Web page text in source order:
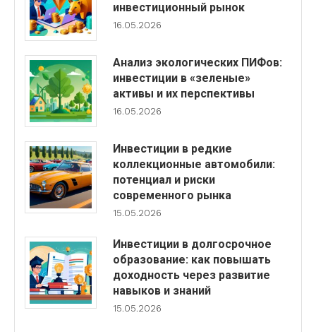
инвестиционный рынок
16.05.2026
Анализ экологических ПИФов:
инвестиции в «зеленые»
активы и их перспективы
16.05.2026
Инвестиции в редкие
коллекционные автомобили:
потенциал и риски
современного рынка
15.05.2026
Инвестиции в долгосрочное
образование: как повышать
доходность через развитие
навыков и знаний
15.05.2026